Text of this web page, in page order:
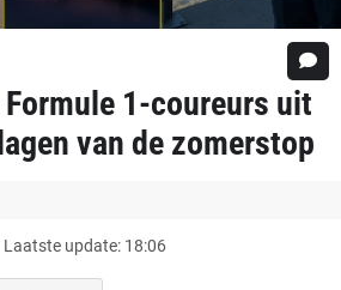
1-coureurs uit
van de zomerstop
Laatste update: 18:06